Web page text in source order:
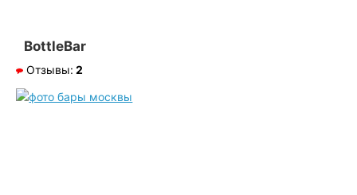
BottleBar
Отзывы: 2